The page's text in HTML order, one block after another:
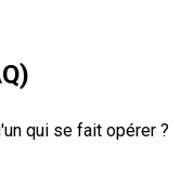
qui se fait opérer ?